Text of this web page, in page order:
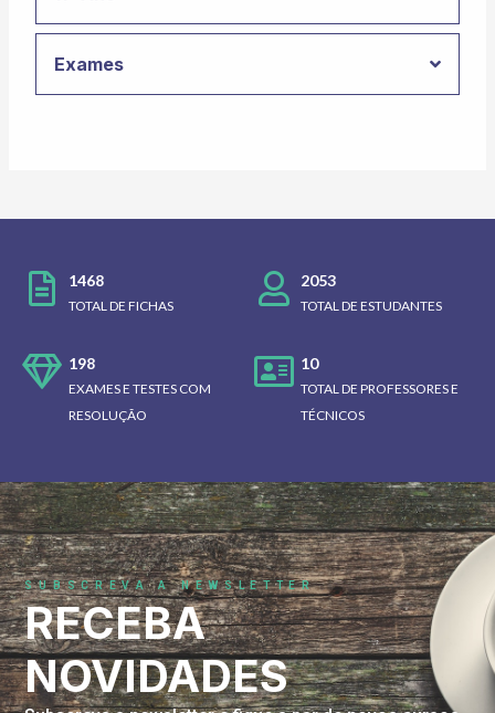
Exames
1468
TOTAL DE FICHAS
2053
TOTAL DE ESTUDANTES
198
EXAMES E TESTES COM
RESOLUÇÃO
10
TOTAL DE PROFESSORES E
TÉCNICOS
SUBSCREVA A NEWSLETTER
RECEBA
NOVIDADES